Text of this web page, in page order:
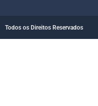
Todos os Direitos Reservados